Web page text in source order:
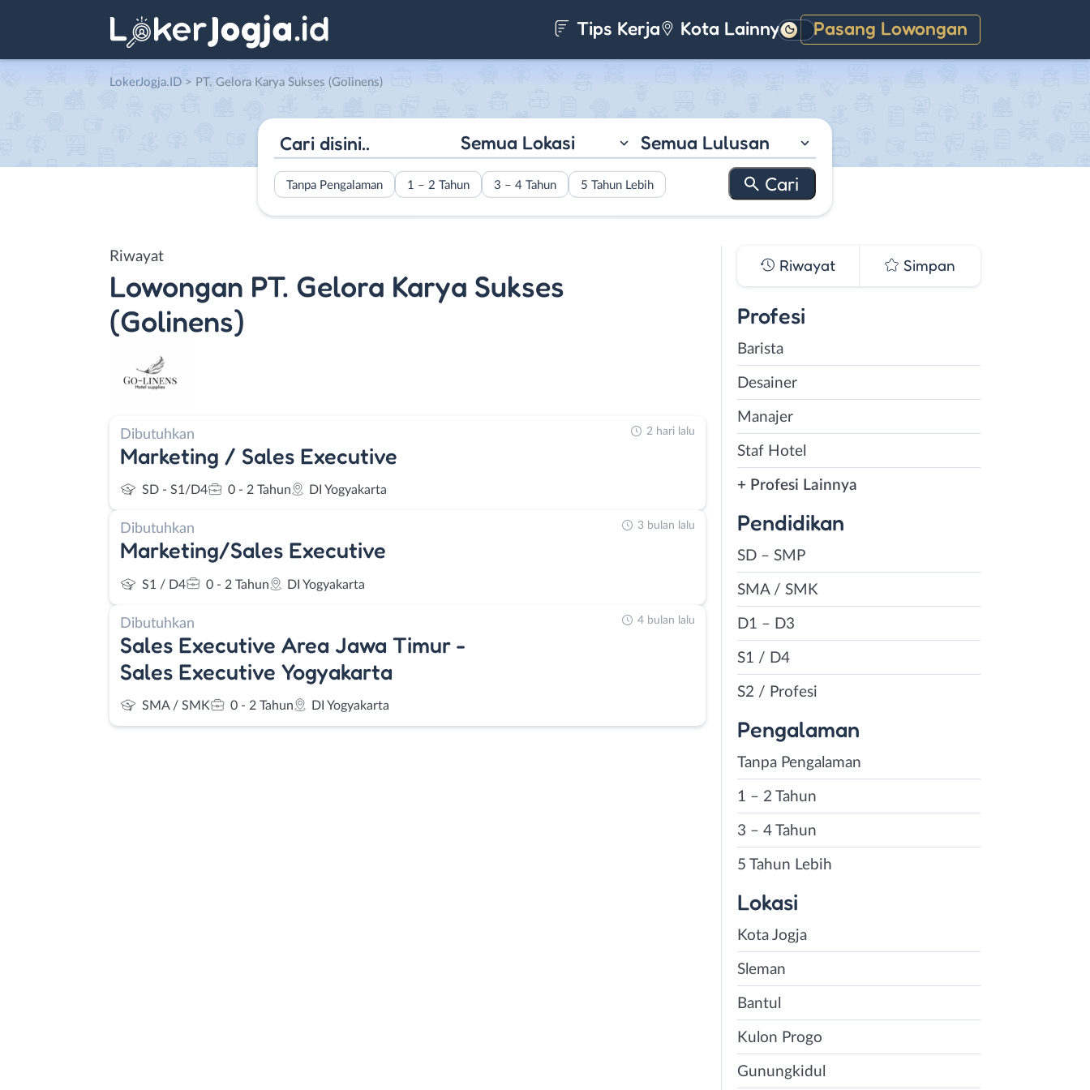
Tips Kerja Kota Lainnya Pasang Lowongan
Gelap
LokerJogja.ID > PT. Gelora Karya Sukses (Golinens)
Semua Lokasi Semua Lulusan
Tanpa Pengalaman 1 – 2 Tahun 3 – 4 Tahun 5 Tahun Lebih
Riwayat
Lowongan PT. Gelora Karya Sukses
(Golinens)
Dibutuhkan
Marketing / Sales Executive
SD - S1/D4 0 - 2 Tahun DI Yogyakarta
2 hari lalu
Dibutuhkan
Marketing/Sales Executive
S1 / D4 0 - 2 Tahun DI Yogyakarta
3 bulan lalu
Dibutuhkan
Sales Executive Area Jawa Timur -
Sales Executive Yogyakarta
SMA / SMK 0 - 2 Tahun DI Yogyakarta
4 bulan lalu
Riwayat Simpan
Profesi
Barista
Desainer
Manajer
Staf Hotel
+ Profesi Lainnya
Pendidikan
SD – SMP
SMA / SMK
D1 – D3
S1 / D4
S2 / Profesi
Pengalaman
Tanpa Pengalaman
1 – 2 Tahun
3 – 4 Tahun
5 Tahun Lebih
Lokasi
Kota Jogja
Sleman
Bantul
Kulon Progo
Gunungkidul